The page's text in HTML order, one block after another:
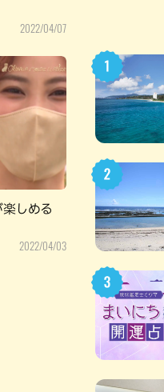
2022/04/07
しめる
2022/04/03